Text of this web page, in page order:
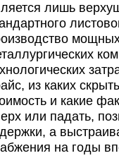
лишь
из каких
и какие
или падать,
а
на годы